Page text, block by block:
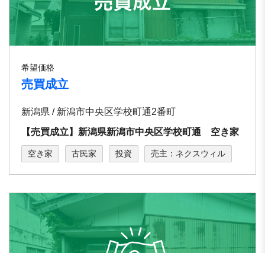
希望価格
売買成立
新潟県 / 新潟市中央区学校町通2番町
【売買成立】新潟県新潟市中央区学校町通 空き家
空き家 古民家 投資 売主：ネクスウィル